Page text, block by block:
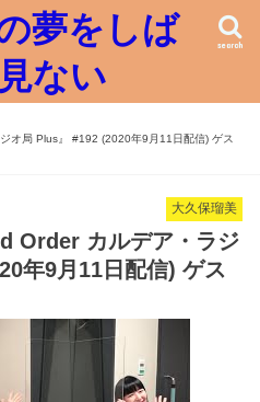
夢をしば
ない
search
オ局 Plus』 #192 (2020年9月11日配信) ゲス
大久保瑠美
Order カルデア・ラジ
年9月11日配信) ゲス